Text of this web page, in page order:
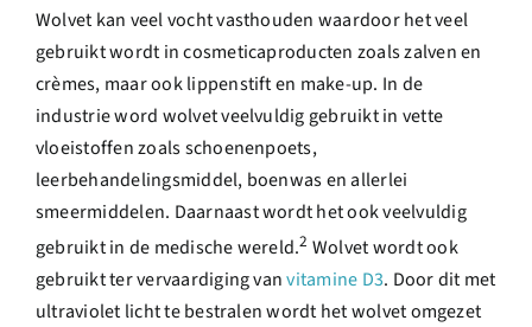
Doneren
Shop
English
Wolvet kan veel vocht vasthouden waardoor het veel
gebruikt wordt in cosmeticaproducten zoals zalven en
crèmes, maar ook lippenstift en make-up. In de
industrie word wolvet veelvuldig gebruikt in vette
vloeistoffen zoals schoenenpoets,
leerbehandelingsmiddel, boenwas en allerlei
smeermiddelen. Daarnaast wordt het ook veelvuldig
gebruikt in de medische wereld.2 Wolvet wordt ook
gebruikt ter vervaardiging vanvitamine D3. Door dit met
ultraviolet licht te bestralen wordt het wolvet omgezet